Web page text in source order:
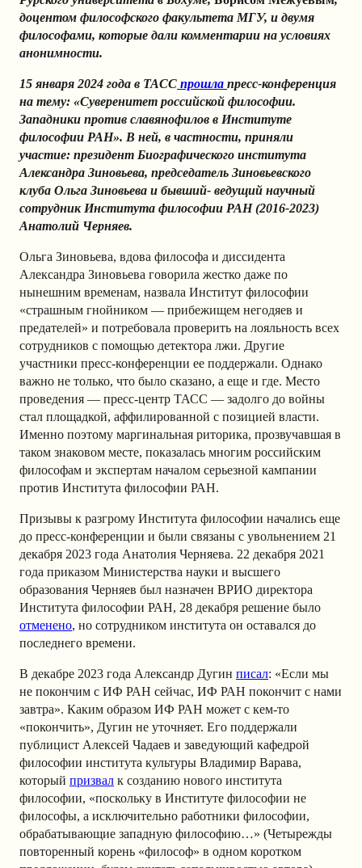
доцентом философского факультета МГУ, и двумя
философами, которые дали комментарии на условиях
анонимности.
15 января 2024 года в ТАСС прошла пресс-конференция
на тему: «Суверенитет российской философии.
Западники против славянофилов в Институте
философии РАН». В ней, в частности, приняли
участие: президент Биографического института
Александра Зиновьева, председатель Зиновьевского
клуба Ольга Зиновьева и бывший- ведущий научный
сотрудник Института философии РАН (2016-2023)
Анатолий Черняев.
Ольга Зиновьева, вдова философа и диссидента
Александра Зиновьева говорила жестко даже по
нынешним временам, назвала Институт философии
«страшным гнойником — прибежищем негодяев и
предателей» и потребовала проверить на лояльность всех
сотрудников с помощью детектора лжи. Другие
участники пресс-конференции ее поддержали. Однако
важно не только, что было сказано, а еще и где. Место
проведения — пресс-центр ТАСС — задолго до войны
стал площадкой, аффилированной с позицией власти.
Именно поэтому маргинальная риторика, прозвучавшая в
таком знаковом месте, показалась многим российским
философам и экспертам началом серьезной кампании
против Института философии РАН.
Призывы к разгрому Института философии начались еще
до пресс-конференции и были связаны с увольнением 21
декабря 2023 года Анатолия Черняева. 22 декабря 2021
года приказом Министерства науки и высшего
образования Черняев был назначен ВРИО директора
Института философии РАН, 28 декабря решение было
отменено, но сотрудником института он оставался до
последнего времени.
В декабре 2023 года Александр Дугин писал: «Если мы
не покончим с ИФ РАН сейчас, ИФ РАН покончит с нами
завтра». Каким образом ИФ РАН может с кем-то
«покончить», Дугин не уточняет. Его поддержали
публицист Алексей Чадаев и заведующий кафедрой
философии института культуры Владимир Варава,
который призвал к созданию нового института
философии, «поскольку в Институте философии не
философы, а исключительно работники философии,
обрабатывающие западную философию…» (Четырежды
повторенный корень «философ» в одном коротком